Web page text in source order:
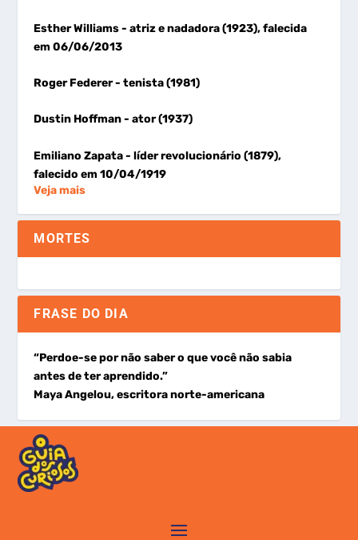
Esther Williams- atriz e nadadora (1923), falecida
em 06/06/2013
Roger Federer- tenista (1981)
Dustin Hoffman- ator (1937)
Emiliano Zapata- líder revolucionário (1879),
falecido em 10/04/1919
Veja mais
MORTES
FRASE DO DIA
“Perdoe-se por não saber o que você não sabia
antes de ter aprendido.”
Maya Angelou, escritora norte-americana